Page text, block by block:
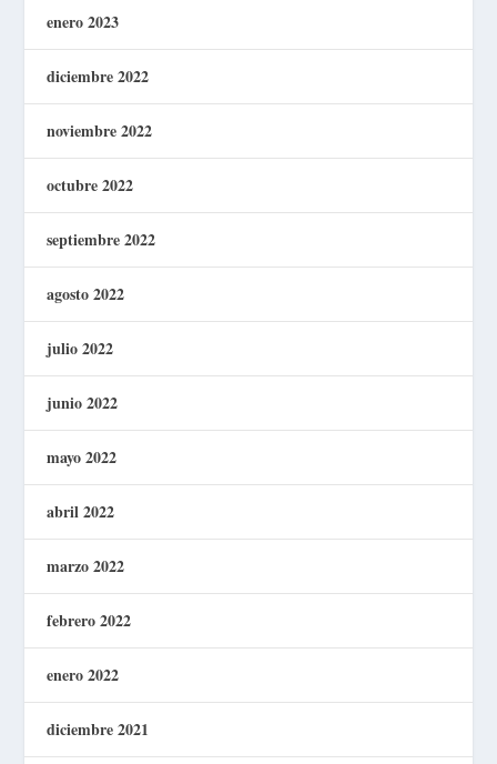
enero 2023
diciembre 2022
noviembre 2022
octubre 2022
septiembre 2022
agosto 2022
julio 2022
junio 2022
mayo 2022
abril 2022
marzo 2022
febrero 2022
enero 2022
diciembre 2021